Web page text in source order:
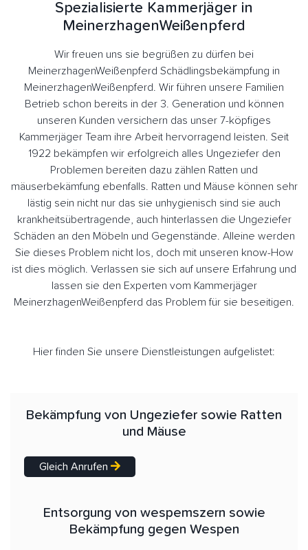
Spezialisierte Kammerjäger in
MeinerzhagenWeißenpferd
Wir freuen uns sie begrüßen zu dürfen bei
MeinerzhagenWeißenpferd Schädlingsbekämpfung in
MeinerzhagenWeißenpferd. Wir führen unsere Familien
Betrieb schon bereits in der 3. Generation und können
unseren Kunden versichern das unser 7-köpfiges
Kammerjäger Team ihre Arbeit hervorragend leisten. Seit
1922 bekämpfen wir erfolgreich alles Ungeziefer den
Problemen bereiten dazu zählen Ratten und
mäuserbekämfung ebenfalls. Ratten und Mäuse können sehr
lästig sein nicht nur das sie unhygienisch sind sie auch
krankheitsübertragende, auch hinterlassen die Ungeziefer
Schäden an den Möbeln und Gegenstände. Alleine werden
Sie dieses Problem nicht los, doch mit unseren know-How
ist dies möglich. Verlassen sie sich auf unsere Erfahrung und
lassen sie den Experten vom Kammerjäger
MeinerzhagenWeißenpferd das Problem für sie beseitigen.
Hier finden Sie unsere Dienstleistungen aufgelistet:
Bekämpfung von Ungeziefer sowie Ratten
und Mäuse
Gleich Anrufen
Entsorgung von wespemszern sowie
Bekämpfung gegen Wespen